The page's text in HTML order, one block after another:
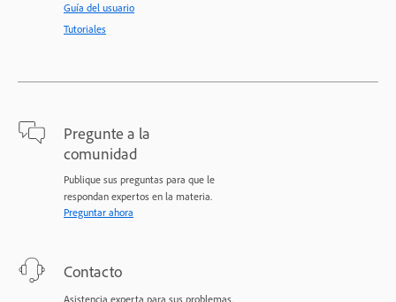
Guía del usuario
Tutoriales
Pregunte a la
comunidad
Publique sus preguntas para que le
respondan expertos en la materia.
Preguntar ahora
Contacto
Asistencia experta para sus problemas.